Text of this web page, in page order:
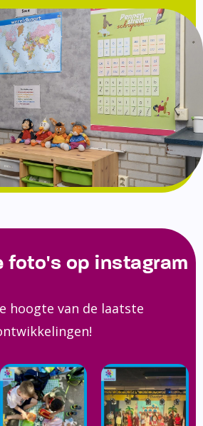
foto's op instagram
hoogte van de laatste